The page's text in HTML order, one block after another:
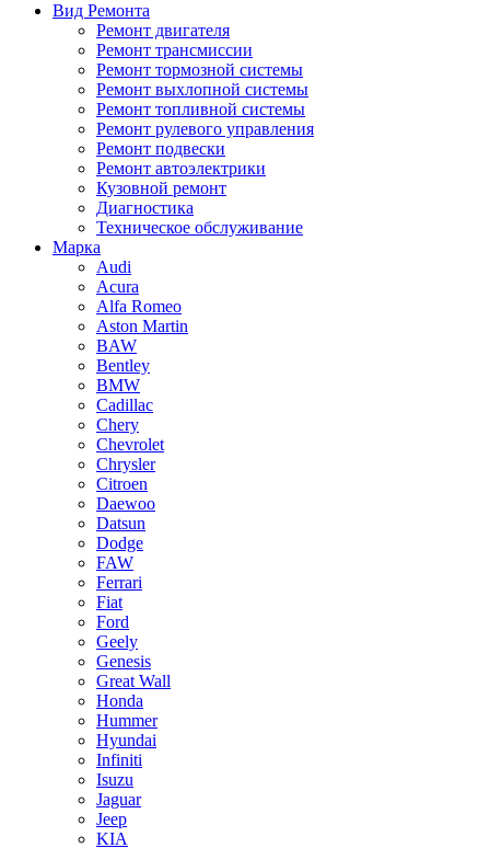
Вид Ремонта
Ремонт двигателя
Ремонт трансмиссии
Ремонт тормозной системы
Ремонт выхлопной системы
Ремонт топливной системы
Ремонт рулевого управления
Ремонт подвески
Ремонт автоэлектрики
Кузовной ремонт
Диагностика
Техническое обслуживание
Марка
Audi
Acura
Alfa Romeo
Aston Martin
BAW
Bentley
BMW
Cadillac
Chery
Chevrolet
Chrysler
Citroen
Daewoo
Datsun
Dodge
FAW
Ferrari
Fiat
Ford
Geely
Genesis
Great Wall
Honda
Hummer
Hyundai
Infiniti
Isuzu
Jaguar
Jeep
KIA